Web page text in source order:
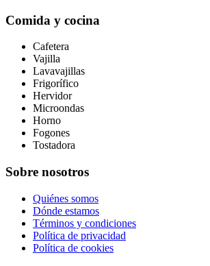
Comida y cocina
Cafetera
Vajilla
Lavavajillas
Frigorífico
Hervidor
Microondas
Horno
Fogones
Tostadora
Sobre nosotros
Quiénes somos
Dónde estamos
Términos y condiciones
Política de privacidad
Política de cookies